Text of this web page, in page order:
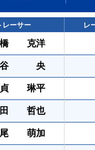
レーサー レ
橋 克洋
谷 央
貞 琳平
田 哲也
尾 萌加